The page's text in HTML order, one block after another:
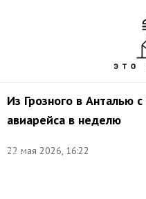
Из Грозного в Анталью
авиарейса в неделю
22 мая 2026, 16:22
Елена